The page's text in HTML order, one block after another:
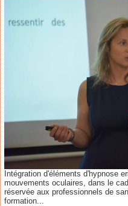
Intégration d'éléments d'hypnose
mouvements oculaires, dans le
réservée aux professionnels de
formation...